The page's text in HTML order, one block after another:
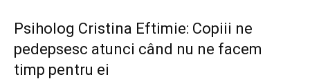
Psiholog Cristina Eftimie: Copiii ne
pedepsesc atunci când nu ne facem
timp pentru ei